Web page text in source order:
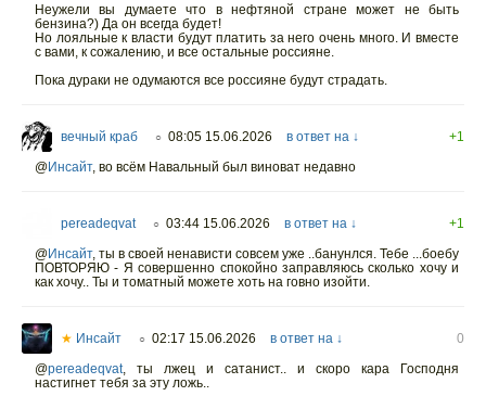
Неужели вы думаете что в нефтяной стране может не быть
бензина?) Да он всегда будет!
Но лояльные к власти будут платить за него очень много. И вместе
с вами, к сожалению, и все остальные россияне.
Пока дураки не одумаются все россияне будут страдать.
вечный краб ○ 08:05 15.06.2026 в ответ на ↓
+1
@Инсайт, во всём Навальный был виноват недавно
pereadeqvat ○ 03:44 15.06.2026 в ответ на ↓
+1
@Инсайт, ты в своей ненависти совсем уже ..банунлся. Тебе ...боебу
ПОВТОРЯЮ - Я совершенно спокойно заправляюсь сколько хочу и
как хочу.. Ты и томатный можете хоть на говно изойти.
★ Инсайт ○ 02:17 15.06.2026 в ответ на ↓
0
@pereadeqvat,
ты лжец и сатанист.. и скоро кара Господня
настигнет тебя за эту ложь..